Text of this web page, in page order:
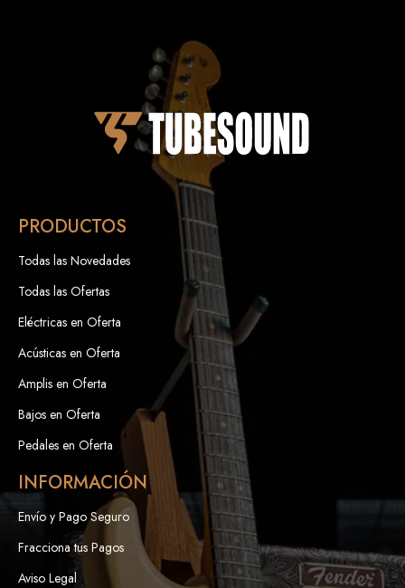
PRODUCTOS
Todas las Novedades
Todas las Ofertas
Eléctricas en Oferta
Acústicas en Oferta
Amplis en Oferta
Bajos en Oferta
Pedales en Oferta
INFORMACIÓN
Envío y Pago Seguro
Fracciona tus Pagos
Aviso Legal